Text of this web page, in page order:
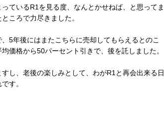
ているR1を見る度、なんとかせねば、と思ってま
ころで力尽きました。
5年後にはまたこちらに売却してもらえるとのこ
価格から50パーセント引きで、後を託しました。
し、老後の楽しみとして、わがR1と再会出来る日
す。